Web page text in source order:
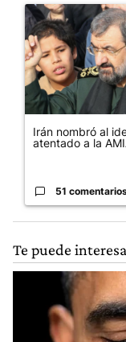
Un artículo de
Irán nombró al
atentado a la
51